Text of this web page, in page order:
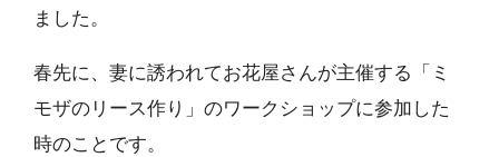
ました。
春先に、妻に誘われてお花屋さんが主催する「ミ
モザのリース作り」のワークショップに参加した
時のことです。